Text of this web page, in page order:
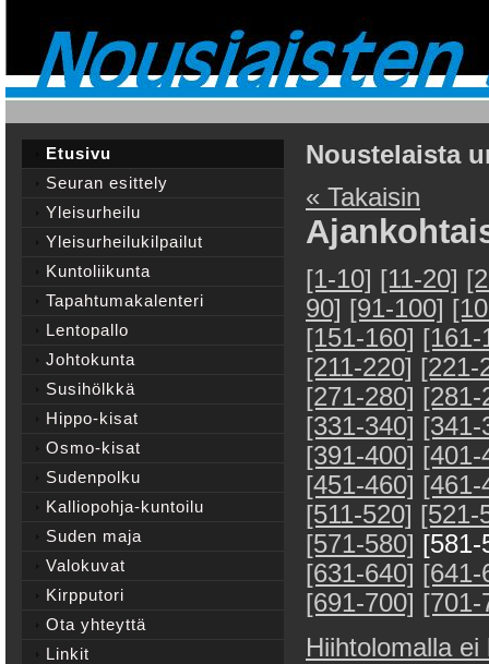
Noustelaista
« Takaisin
[1-10] [11-20]
90] [91-100]
[151-160] [161-
[211-220] [221-
[271-280] [281-
[331-340] [341-
[391-400] [401-
[451-460] [461-
[511-520] [521-
[571-580] [581-
[631-640] [641-
[691-700] [701-
Hiihtolomalla ei
Etusivu
Seuran esittely
Yleisurheilu
Yleisurheilukilpailut
Kuntoliikunta
Tapahtumakalenteri
Lentopallo
Johtokunta
Susihölkkä
Hippo-kisat
Osmo-kisat
Sudenpolku
Kalliopohja-kuntoilu
Suden maja
Valokuvat
Kirpputori
Ota yhteyttä
Linkit